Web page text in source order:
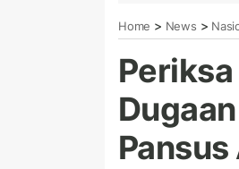
Home > News >
Pansus